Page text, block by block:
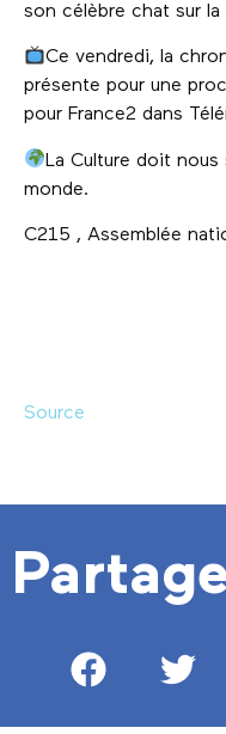
son célèbre chat sur
Ce vendredi, la
présente pour une
pour France2 dans
La Culture doit
monde.
C215 , Assemblée
Source